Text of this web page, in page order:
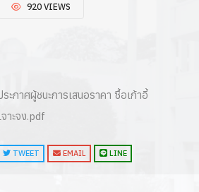
920 VIEWS
กาศผู้ชนะการเสนอราคา ซื้อเก้าอี้
าะจง.pdf
TWEET EMAIL LINE